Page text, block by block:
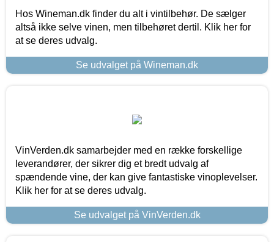
Hos Wineman.dk finder du alt i vintilbehør. De sælger
altså ikke selve vinen, men tilbehøret dertil. Klik her for
at se deres udvalg.
Se udvalget på Wineman.dk
VinVerden.dk samarbejder med en række forskellige
leverandører, der sikrer dig et bredt udvalg af
spændende vine, der kan give fantastiske vinoplevelser.
Klik her for at se deres udvalg.
Se udvalget på VinVerden.dk